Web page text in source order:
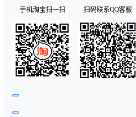
手机淘宝扫一扫 扫码联系QQ客服